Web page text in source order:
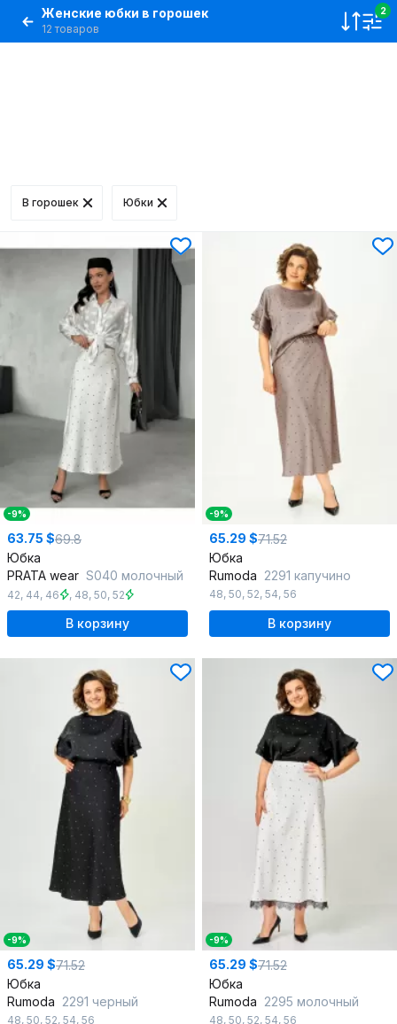
Женские юбки в горошек
12 товаров
2
В горошек Юбки
-9%
63.75 $69.8
Юбка
PRATA wear S040 молочный
42, 44, 46 , 48, 50, 52
В корзину
-9%
65.29 $71.52
Юбка
Rumoda 2291 капучино
48, 50, 52, 54, 56
В корзину
-9%
65.29 $71.52
Юбка
Rumoda 2291 черный
48, 50, 52, 54, 56
-9%
65.29 $71.52
Юбка
Rumoda 2295 молочный
48, 50, 52, 54, 56